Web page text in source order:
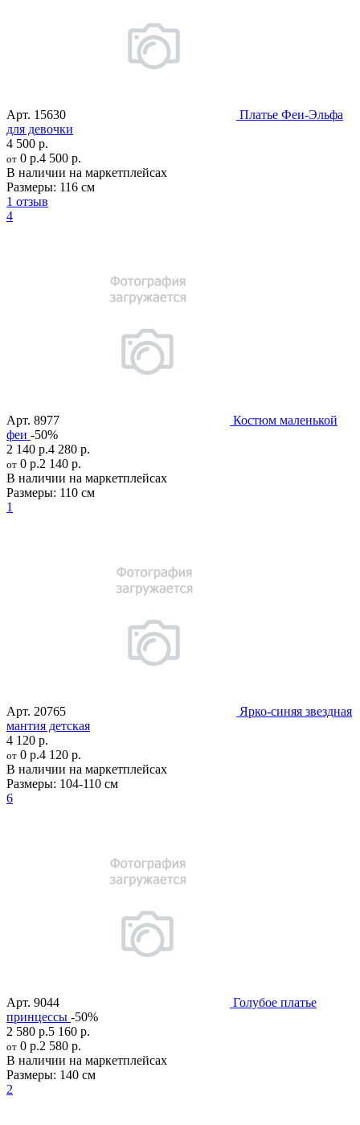
Арт. 15630
Платье Феи-Эльфа
для девочки
4 500 р.
от 0 р.4 500 р.
В наличии на маркетплейсах
Размеры: 116 см
1 отзыв
4
Арт. 8977
Костюм маленькой
феи -50%
2 140 р.4 280 р.
от 0 р.2 140 р.
В наличии на маркетплейсах
Размеры: 110 см
1
Арт. 20765
Ярко-синяя звездная
мантия детская
4 120 р.
от 0 р.4 120 р.
В наличии на маркетплейсах
Размеры: 104-110 см
6
Арт. 9044
Голубое платье
принцессы -50%
2 580 р.5 160 р.
от 0 р.2 580 р.
В наличии на маркетплейсах
Размеры: 140 см
2